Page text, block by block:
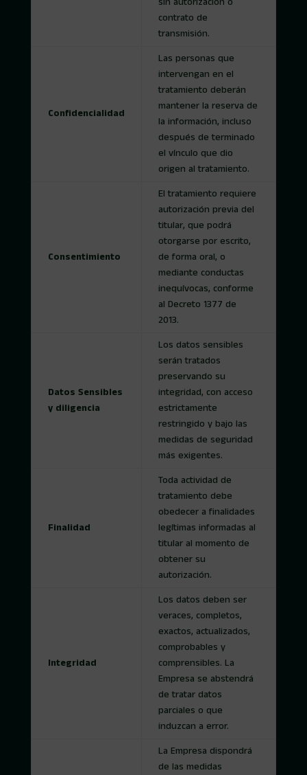
contrato de
transmisión.
Confidencialidad
Las personas que
intervengan en el
tratamiento deberán
mantener la reserva de
la información, incluso
después de terminado
el vínculo que dio
origen al tratamiento.
Consentimiento
El tratamiento requiere
autorización previa del
titular, que podrá
otorgarse por escrito,
de forma oral, o
mediante conductas
inequívocas, conforme
al Decreto 1377 de
2013.
Datos Sensibles
y diligencia
Los datos sensibles
serán tratados
preservando su
integridad, con acceso
estrictamente
restringido y bajo las
medidas de seguridad
más exigentes.
Finalidad
Toda actividad de
tratamiento debe
obedecer a finalidades
legítimas informadas al
titular al momento de
obtener su
autorización.
Integridad
Los datos deben ser
veraces, completos,
exactos, actualizados,
comprobables y
comprensibles. La
Empresa se abstendrá
de tratar datos
parciales o que
induzcan a error.
La Empresa dispondrá
de las medidas